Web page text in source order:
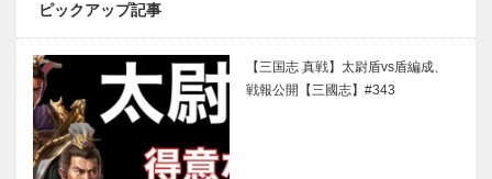
ピックアップ記事
【三国志 真戦】太尉盾vs盾編成、
戦報公開【三國志】#343